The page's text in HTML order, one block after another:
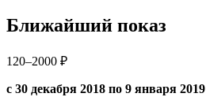
Ближайший показ
120–2000 ₽
с 30 декабря 2018 по 9 января 2019